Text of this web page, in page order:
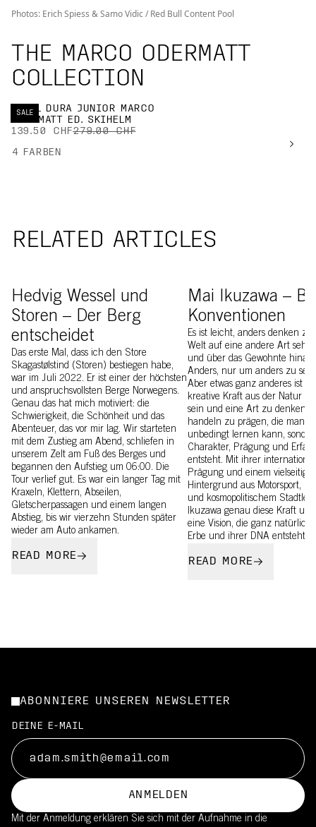
Photos: Erich Spiess & Samo Vidic / Red Bull Content Pool
THE MARCO ODERMATT
COLLECTION
SALE
SKULL DURA JUNIOR MARCO
ODERMATT ED. SKIHELM
139.50 CHF279.00 CHF
4 FARBEN
RELATED ARTICLES
Hedvig Wessel und
Storen – Der Berg
entscheidet
Das erste Mal, dass ich den Store
Skagastølstind (Storen) bestiegen habe,
war im Juli 2022. Er ist einer der höchsten
und anspruchsvollsten Berge Norwegens.
Genau das hat mich motiviert: die
Schwierigkeit, die Schönheit und das
Abenteuer, das vor mir lag. Wir starteten
mit dem Zustieg am Abend, schliefen in
unserem Zelt am Fuß des Berges und
begannen den Aufstieg um 06:00. Die
Tour verlief gut. Es war ein langer Tag mit
Kraxeln, Klettern, Abseilen,
Gletscherpassagen und einem langen
Abstieg, bis wir vierzehn Stunden später
wieder am Auto ankamen.
READ MORE
Mai Ikuzawa –
Konventionen
Es ist leicht, anders denken zu
Welt auf eine andere Art
und über das Gewohnte
Anders, nur um anders zu
Aber etwas ganz anderes ist
kreative Kraft aus der Natur
sein und eine Art zu denken
handeln zu prägen, die man
unbedingt lernen kann,
Charakter, Prägung und
entsteht. Mit ihrer
Prägung und einem
Hintergrund aus Motorsport,
und kosmopolitischem
Ikuzawa genau diese Kraft
eine Vision, die ganz natürlich
Erbe und ihrer DNA entsteht.
READ MORE
ABONNIERE UNSEREN NEWSLETTER
DEINE E-MAIL
ANMELDEN
Mit der Anmeldung erklären Sie sich mit der Aufnahme in die